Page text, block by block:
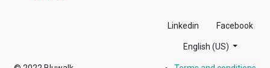
Linkedin Facebook
English (US)